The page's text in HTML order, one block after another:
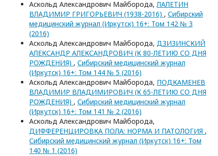
Аскольд Александрович Майборода,ЛАЛЕТИН
ВЛАДИМИР ГРИГОРЬЕВИЧ (1938-2016) , Сибирский
медицинский журнал (Иркутск) 16+: Том 142 № 3
(2016)
Аскольд Александрович Майборода, ДЗИЗИНСКИЙ
АЛЕКСАНДР АЛЕКСАНДРОВИЧ (К 80-ЛЕТИЮ СО ДНЯ
РОЖДЕНИЯ) , Сибирский медицинский журнал
(Иркутск) 16+: Том 144 № 5 (2016)
Аскольд Александрович Майборода, ПОДКАМЕНЕВ
ВЛАДИМИР ВЛАДИМИРОВИЧ (К 65-ЛЕТИЮ СО ДНЯ
РОЖДЕНИЯ) , Сибирский медицинский журнал
(Иркутск) 16+: Том 141 № 2 (2016)
Аскольд Александрович Майборода,
ДИФФЕРЕНЦИРОВКА ПОЛА: НОРМА И ПАТОЛОГИЯ ,
Сибирский медицинский журнал (Иркутск) 16+: Том
140 № 1 (2016)